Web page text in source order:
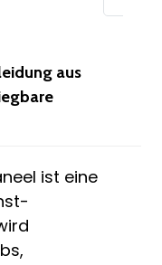
aus
ist eine